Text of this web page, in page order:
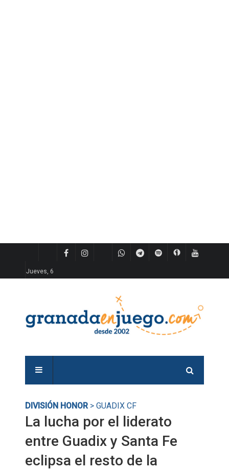
Jueves, 6
DIVISIÓN HONOR> GUADIX CF
La lucha por el liderato
entre Guadix y Santa Fe
eclipsa el resto de la